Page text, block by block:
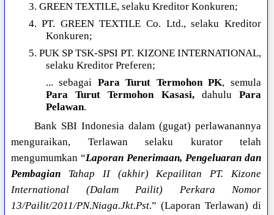
3. GREEN TEXTILE, selaku Kreditor Konkuren;
4. PT. GREEN TEXTILE Co. Ltd., selaku Kreditor
Konkuren;
5. PUK SP TSK-SPSI PT. KIZONE INTERNATIONAL,
selaku Kreditor Preferen;
... sebagai Para Turut Termohon PK, semula
Para Turut Termohon Kasasi, dahulu Para
Pelawan.
Bank SBI Indonesia dalam (gugat) perlawanannya
menguraikan, Terlawan selaku kurator telah
mengumumkan “Laporan Penerimaan, Pengeluaran dan
Pembagian Tahap II (akhir) Kepailitan PT. Kizone
International (Dalam Pailit) Perkara Nomor
13/Pailit/2011/PN.Niaga.Jkt.Pst.” (Laporan Terlawan) di